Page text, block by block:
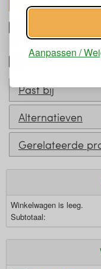
Aanpassen /
Ingrediënten
drops
Keurmerken
Past bij
Alternatieven
Gerelateerde
Winkelwagen is leeg.
Subtotaal: